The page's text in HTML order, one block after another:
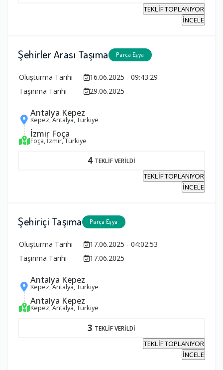
TEKLİF TOPLANIYOR
İNCELE
Şehirler Arası Taşıma Parça Eşya
Oluşturma Tarihi
16.06.2025 - 09:43:29
Taşınma Tarihi
29.06.2025
Antalya Kepez
Kepez, Antalya, Türkiye
İzmir Foça
Foça, İzmir, Türkiye
4 TEKLİF VERİLDİ
TEKLİF TOPLANIYOR
İNCELE
Şehiriçi Taşıma Parça Eşya
Oluşturma Tarihi
17.06.2025 - 04:02:53
Taşınma Tarihi
17.06.2025
Antalya Kepez
Kepez, Antalya, Türkiye
Antalya Kepez
Kepez, Antalya, Türkiye
3 TEKLİF VERİLDİ
TEKLİF TOPLANIYOR
İNCELE